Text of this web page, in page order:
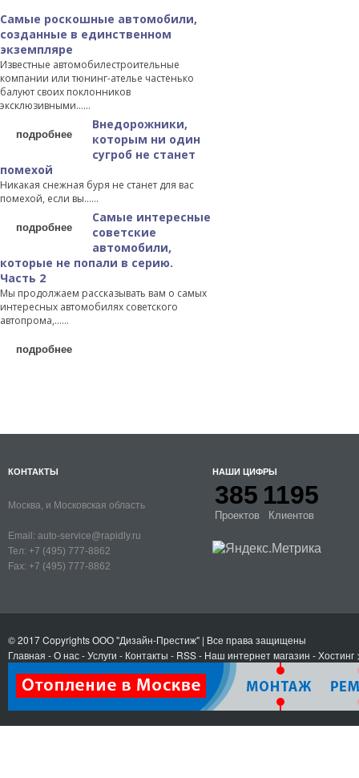
Самые роскошные автомобили,
созданные в единственном
экземпляре
Известные автомобилестроительные
компании или тюнинг-ателье частенько
балуют своих поклонников
эксклюзивными…...
подробнее
Внедорожники,
которым ни один
сугроб не станет
помехой
Никакая снежная буря не станет для вас
помехой, если вы…...
подробнее
Самые интересные
советские
автомобили,
которые не попали в серию.
Часть 2
Мы продолжаем рассказывать вам о самых
интересных автомобилях советского
автопрома,…...
подробнее
КОНТАКТЫ
Москва, и Московская область
Email: auto-service@rapidly.ru
Тел: +7 (495) 777-8862
Fax: +7 (495) 777-8862
НАШИ ЦИФРЫ
385
Проектов
1195
Клиентов
© 2017 CopyrightsООО "Дизайн-Престиж" | Все права защищены
Главная -О нас-Услуги - Контакты - RSS- Наш интернет магазин -Хостинг